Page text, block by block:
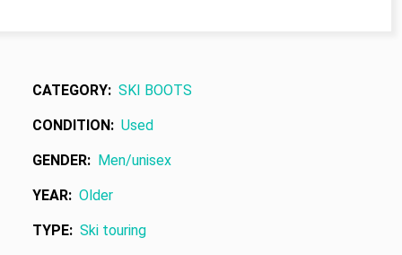
CATEGORY: SKI BOOTS
CONDITION: Used
GENDER: Men/unisex
YEAR: Older
TYPE: Ski touring